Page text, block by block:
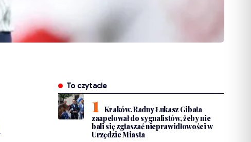
To czytacie
Kraków. Radny Łukasz Gibała
zaapelował do sygnalistów, żeby nie
bali się zgłaszać nieprawidłowości w
Urzędzie Miasta